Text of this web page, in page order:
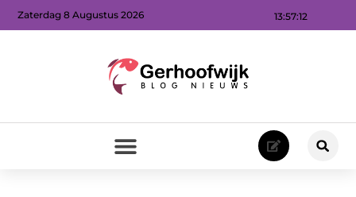
13:57:14
Zaterdag 8 Augustus 2026